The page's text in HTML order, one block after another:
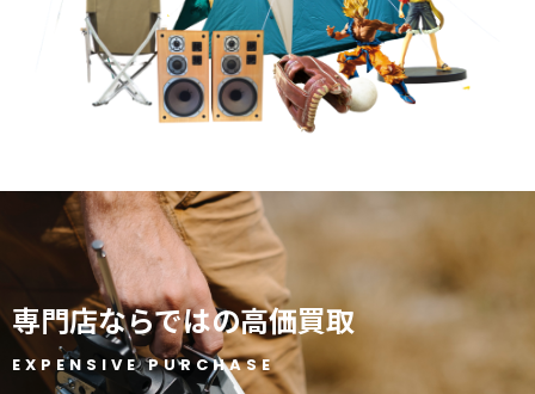
専門店ならではの高価買取
EXPENSIVE PURCHASE